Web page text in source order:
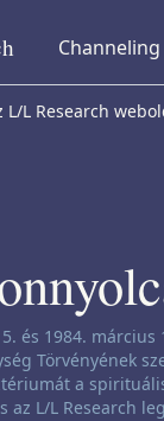
Channeling
L/L Research
nyilatkozat:
és 1984.
Törvényének
a
az L/L Research